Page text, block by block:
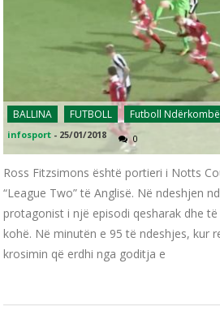
BALLINA FUTBOLL Futboll
infosport - 25/01/2018 0
Ross Fitzsimons është portieri i Notts
“League Two” të Anglisë. Në ndeshjen
protagonist i një episodi qesharak dhe
kohë. Në minutën e 95 të ndeshjes, kur
krosimin që erdhi nga goditja e